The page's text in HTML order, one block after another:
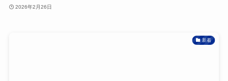
2026年2月26日
新着